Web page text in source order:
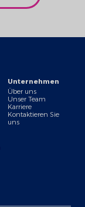
Unternehmen
Über uns
Unser Team
Karriere
Kontaktieren Sie
uns